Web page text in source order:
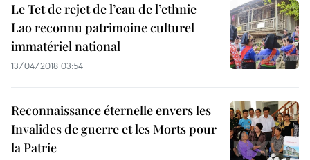
Le Tet de rejet de l’eau de l’ethnie
Lao reconnu patrimoine culturel
immatériel national
13/04/2018 03:54
Reconnaissance éternelle envers les
Invalides de guerre et les Morts pour
la Patrie